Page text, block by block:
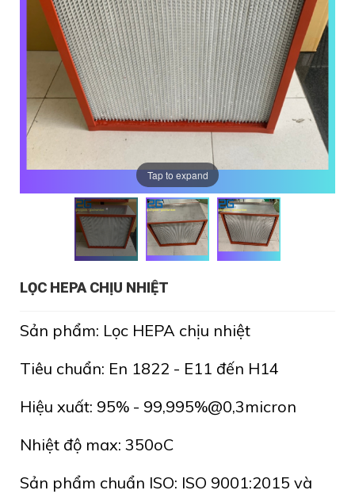
Tap to expand
LỌC HEPA CHỊU NHIỆT
Sản phẩm: Lọc HEPA chịu nhiệt
Tiêu chuẩn: En 1822 - E11 đến H14
Hiệu xuất: 95% - 99,995%@0,3micron
Nhiệt độ max: 350oC
Sản phẩm chuẩn ISO: ISO 9001:2015 và